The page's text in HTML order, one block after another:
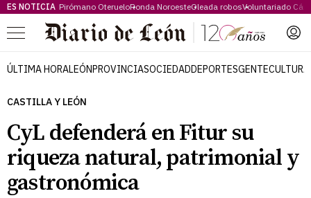
ES NOTICIA Pirómano OterueloRonda NoroesteOleada robosVoluntariado
Menú
ÚLTIMA HORALEÓNPROVINCIASOCIEDADDEPORTESGENTECULTURA
CASTILLA Y LEÓN
CyL defenderá en Fitur su
riqueza natural, patrimonial y
gastronómica